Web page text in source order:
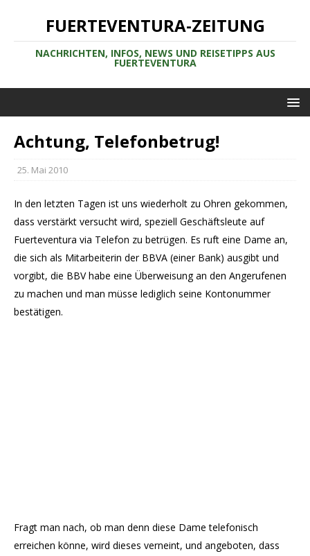
FUERTEVENTURA-ZEITUNG
NACHRICHTEN, INFOS, NEWS UND REISETIPPS AUS
FUERTEVENTURA
Achtung, Telefonbetrug!
25. Mai 2010
In den letzten Tagen ist uns wiederholt zu Ohren gekommen,
dass verstärkt versucht wird, speziell Geschäftsleute auf
Fuerteventura via Telefon zu betrügen. Es ruft eine Dame an,
die sich als Mitarbeiterin der BBVA (einer Bank) ausgibt und
vorgibt, die BBV habe eine Überweisung an den Angerufenen
zu machen und man müsse lediglich seine Kontonummer
bestätigen.
Fragt man nach, ob man denn diese Dame telefonisch
erreichen könne, wird dieses verneint, und angeboten, dass